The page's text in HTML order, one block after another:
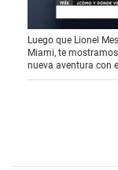
0
s
e
c
o
Luego que Lionel
Miami, te
nueva aventura con